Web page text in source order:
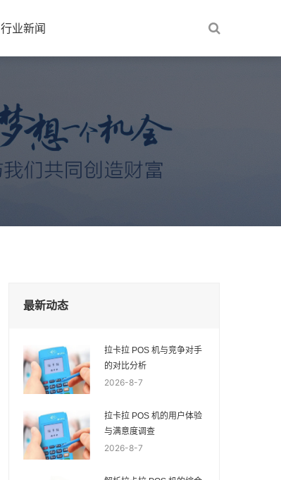
行业新闻
最新动态
拉卡拉 POS 机与竞争对手
的对比分析
2026-8-7
拉卡拉 POS 机的用户体验
与满意度调查
2026-8-7